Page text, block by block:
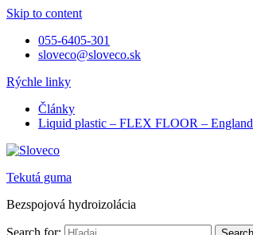
Skip to content
055-6405-301
sloveco@sloveco.sk
Rýchle linky
Články
Liquid plastic – FLEX FLOOR – England
Tekutá guma
Bezspojová hydroizolácia
Search for: